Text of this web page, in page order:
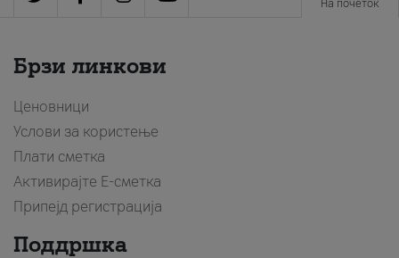
На почеток
Брзи линкови
Ценовници
Услови за користење
Плати сметка
Активирајте Е-сметка
Припејд регистрација
Поддршка